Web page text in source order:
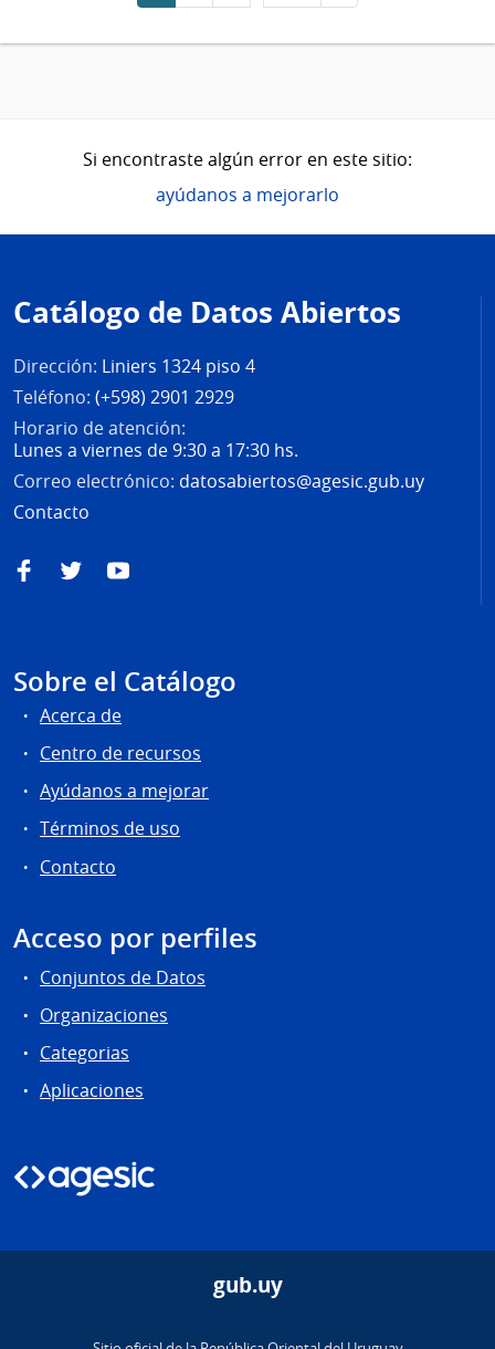
Si encontraste algún error en este sitio:
ayúdanos a mejorarlo
de
página
Catálogo de Datos Abiertos
Dirección: Liniers 1324 piso 4
Teléfono: (+598) 2901 2929
Horario de atención:
Lunes a viernes de 9:30 a 17:30 hs.
Correo electrónico: datosabiertos@agesic.gub.uy
Contacto
FacebookTwitterYouTube
Sobre el Catálogo
Acerca de
Centro de recursos
Ayúdanos a mejorar
Términos de uso
Contacto
Acceso por perfiles
Conjuntos de Datos
Organizaciones
Categorias
Aplicaciones
gub.uy